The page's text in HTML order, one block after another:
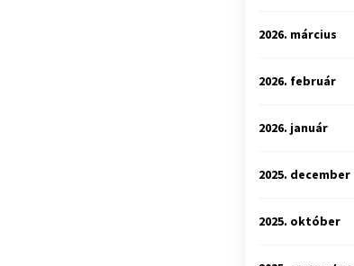
2026. március
2026. február
2026. január
2025. december
2025. október